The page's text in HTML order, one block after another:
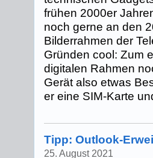
frühen 2000er
noch gerne an den
Bilderrahmen der
Gründen cool: Zum
digitalen Rahmen
Gerät also etwas
er eine SIM-Karte
Tipp: Outlook-
25. August 2021